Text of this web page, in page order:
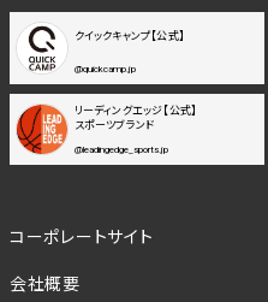
クイックキャンプ【公式】
@quickcamp.jp
リーディングエッジ【公式】
スポーツブランド
@leadingedge_sports.jp
コーポレートサイト
会社概要